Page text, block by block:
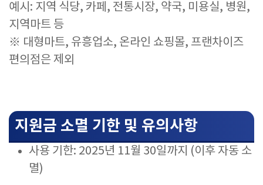
예시: 지역 식당, 카페, 전통시장, 약국, 미용실, 병원,
지역마트 등
※ 대형마트, 유흥업소, 온라인 쇼핑몰, 프랜차이즈
편의점은 제외
지원금 소멸 기한 및 유의사항
사용 기한: 2025년 11월 30일까지 (이후 자동 소
멸)